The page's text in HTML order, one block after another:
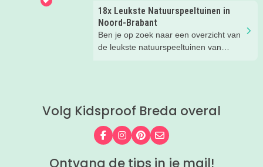
natuur, ga voor een actief uitje, een
verrassende museum of ontdek de
gezellige steden. Wij verzamelden hele
toffe tips voor je.
18x Leukste Natuurspeeltuinen in
Noord-Brabant
Ben je op zoek naar een overzicht van
de leukste natuurspeeltuinen van
Volg Kidsproof Breda overal
Volg ons op Facebook
Volg ons op Instagram
Volg ons op Pinterest
Mail ons
Ontvang de tips in je mail!